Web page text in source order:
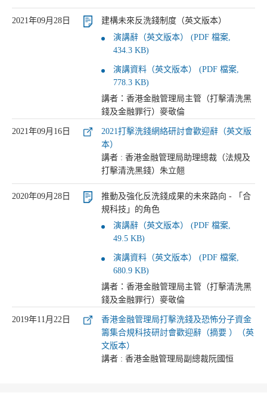
2021年09月28日
建構未來反洗錢制度（英文版本）
演講辭（英文版本） (PDF 檔案,
434.3 KB)
演講資料（英文版本） (PDF 檔案,
778.3 KB)
講者：香港金融管理局主管（打擊清洗黑
錢及金融罪行）麥敬倫
2021年09月16日
2021打擊洗錢網絡研討會歡迎辭（英文版
本）
講者 : 香港金融管理局助理總裁（法規及
打擊清洗黑錢）朱立翹
2020年09月28日
推動及強化反洗錢成果的未來路向 - 「合
規科技」的角色
演講辭（英文版本） (PDF 檔案,
49.5 KB)
演講資料（英文版本） (PDF 檔案,
680.9 KB)
講者：香港金融管理局主管（打擊清洗黑
錢及金融罪行）麥敬倫
2019年11月22日
香港金融管理局打擊洗錢及恐怖分子資金
籌集合規科技研討會歡迎辭（摘要 ）（英
文版本）
講者 : 香港金融管理局副總裁阮國恒